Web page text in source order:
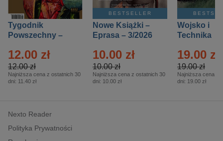
Tygodnik
Powszechny –
12.00 zł
12.00 zł
Najniższa cena z ostatnich 30
dni: 11.40 zł
BESTSELLER
Nowe Książki –
Eprasa – 3/2026
10.00 zł
10.00 zł
Najniższa cena z ostatnich 30
dni: 10.00 zł
Wojsko i
Technika
– 2/2026
19.00 zł
19.00 zł
Najniższa cena z
dni: 19.00 zł
Nexto Reader
Polityka Prywatności